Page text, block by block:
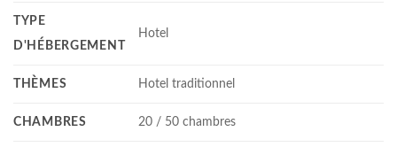
TYPE
D'HÉBERGEMENT
Hotel
THÈMES Hotel traditionnel
CHAMBRES 20 / 50 chambres